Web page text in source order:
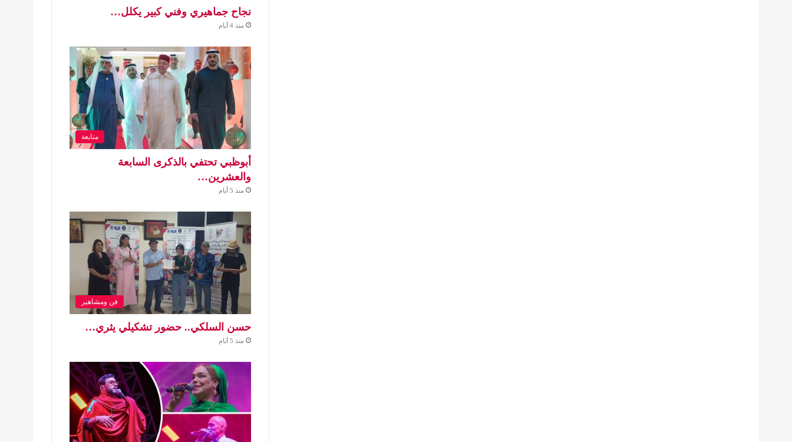
نجاح جماهيري وفني كبير يكلل…
منذ 4 أيام
متابعة
أبوظبي تحتفي بالذكرى السابعة
والعشرين…
منذ 5 أيام
فن ومشاهير
حسن السلكي.. حضور تشكيلي يثري…
منذ 5 أيام